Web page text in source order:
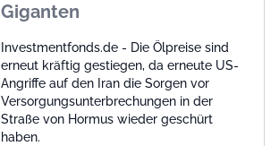
Giganten
Investmentfonds.de - Die Ölpreise sind
erneut kräftig gestiegen, da erneute US-
Angriffe auf den Iran die Sorgen vor
Versorgungsunterbrechungen in der
Straße von Hormus wieder geschürt
haben.